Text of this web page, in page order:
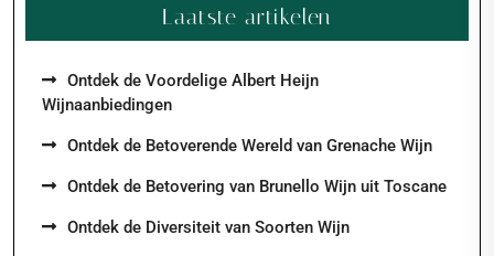
Laatste artikelen
Ontdek de Voordelige Albert Heijn
Wijnaanbiedingen
Ontdek de Betoverende Wereld van Grenache Wijn
Ontdek de Betovering van Brunello Wijn uit Toscane
Ontdek de Diversiteit van Soorten Wijn